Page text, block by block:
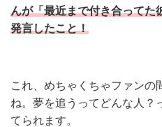
んが「最近まで付き合ってた
発言したこと！
これ、めちゃくちゃファンの
ね。夢を追うってどんな人？
てられます。